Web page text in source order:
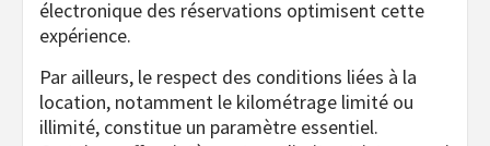
électronique des réservations optimisent cette
expérience.
Par ailleurs, le respect des conditions liées à la
location, notamment le kilométrage limité ou
illimité, constitue un paramètre essentiel.